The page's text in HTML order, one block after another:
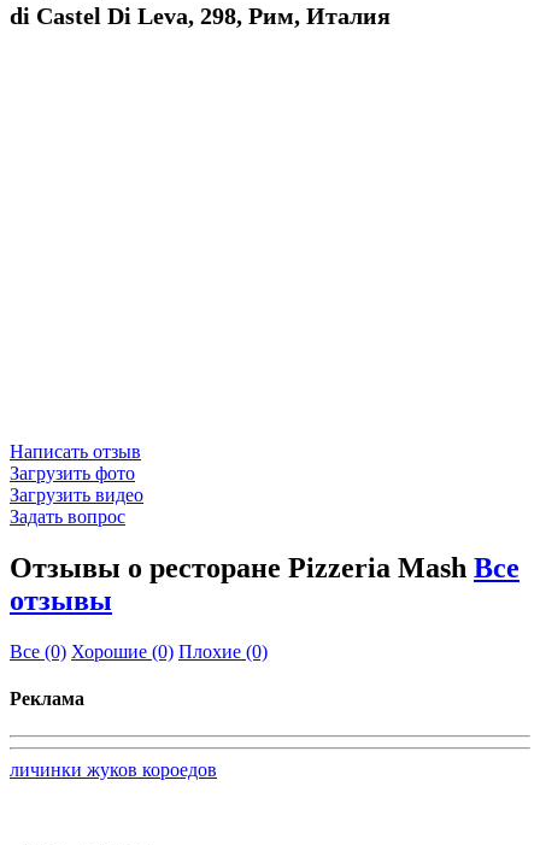
di Castel Di Leva, 298, Рим, Италия
Написать отзыв
Загрузить фото
Загрузить видео
Задать вопрос
Отзывы о ресторане Pizzeria Mash Все
отзывы
Все (0) Хорошие (0) Плохие (0)
Реклама
личинки жуков короедов